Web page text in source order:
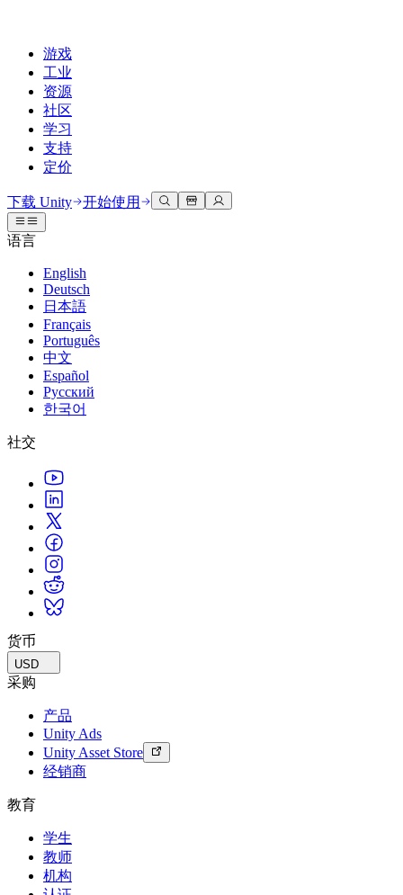
游戏
工业
资源
社区
学习
支持
定价
开发
Unity 引擎
为任何平台构建2D和3D游戏
协作
与团队协作并快速迭代
下载 Unity
计划和定价
部署
探索 Unity 支持的超过 25 个平台
常态化运营
游戏上线后的数据洞察与常态化运营
Grow
用户获取
被发现并获取移动用户
管理跨门店和D2C渠道的IAP（应用内购买）
商业化
通过 Unity 投放广告
使用案例
移动游戏
使用 Unity 打造移动端爆款游戏
独立游戏
小团队也能做出大游戏
使用案例
3D协作
实时构建和审查3D项目
沉浸式培训
在沉浸式环境中培训
客户体验
创建互动3D体验
行业
实现运营卓越
零售
将店内体验转化为在线体验
汽车
提升创新能力和车内体验
查看所有行业
技术库
文档
官方用户手册和API参考
开发者工具
发布版本和问题跟踪器
路线图
查看即将推出的功能
技术术语库
案例分析
真实成功案例
最佳实践指南
专家提示和技巧
演示
演示、示例和构建模块
所有资源
新增功能
博客
更新、信息和技术提示
新闻
新闻、故事和新闻中心
社区中心
讨论
讨论、解决问题和连接
事件
全球和本地活动
社区故事
Made with Unity
展示Unity创作者
直播活动
Unity奖项
庆祝全球的Unity创作者
适合每个级别
Unity Learn
免费掌握Unity技能
专业培训
通过Unity培训师提升您的团队
Unity新手
准备开始
开始您的学习
你是Unity 新手？开始您的旅程
使用指南
可操作的技巧和最佳实践
教育
对于学生
开启您的职业生涯
增强您的教学
教育资助许可证
认证
证明您的Unity精通
支持选项
获取帮助
帮助您在Unity中取得成功
成功计划
通过专家支持更快实现目标
常见问题解答
常见问题解答
联系我们
下载 Unity 开始使用
语言
English
Deutsch
日本語
Français
Português
中文
Español
Русский
한국어
社交
货币
USD
采购
产品
Unity Ads
Unity Asset Store
经销商
教育
学生
教师
机构